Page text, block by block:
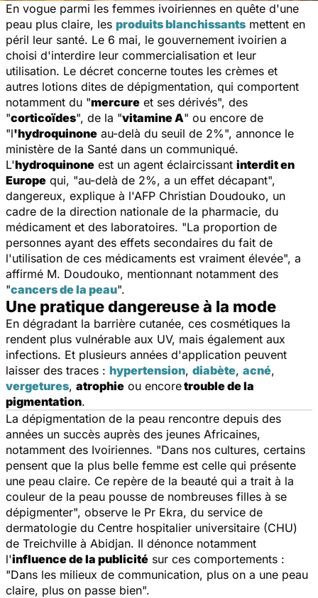
En vogue parmi les femmes ivoiriennes en quête d'une
peau plus claire, les produits blanchissants mettent en
péril leur santé. Le 6 mai, le gouvernement ivoirien a
choisi d'interdire leur commercialisation et leur
utilisation. Le décret concerne toutes les crèmes et
autres lotions dites de dépigmentation, qui comportent
notamment du "mercure et ses dérivés", des
"corticoïdes", de la "vitamine A" ou encore de
"l'hydroquinone au-delà du seuil de 2%", annonce le
ministère de la Santé dans un communiqué.
L'hydroquinone est un agent éclaircissant interdit en
Europe qui, "au-delà de 2%, a un effet décapant",
dangereux, explique à l'AFP Christian Doudouko, un
cadre de la direction nationale de la pharmacie, du
médicament et des laboratoires. "La proportion de
personnes ayant des effets secondaires du fait de
l'utilisation de ces médicaments est vraiment élevée", a
affirmé M. Doudouko, mentionnant notamment des
"cancers de la peau".
Une pratique dangereuse à la mode
En dégradant la barrière cutanée, ces cosmétiques la
rendent plus vulnérable aux UV, mais également aux
infections. Et plusieurs années d'application peuvent
laisser des traces : hypertension, diabète, acné,
vergetures, atrophie ou encoretrouble de la
pigmentation.
La dépigmentation de la peau rencontre depuis des
années un succès auprès des jeunes Africaines,
notamment des Ivoiriennes. "Dans nos cultures, certains
pensent que la plus belle femme est celle qui présente
une peau claire. Ce repère de la beauté qui a trait à la
couleur de la peau pousse de nombreuses filles à se
dépigmenter", observe le Pr Ekra, du service de
dermatologie du Centre hospitalier universitaire (CHU)
de Treichville à Abidjan. Il dénonce notamment
l'influence de la publicité sur ces comportements :
"Dans les milieux de communication, plus on a une peau
claire, plus on passe bien".